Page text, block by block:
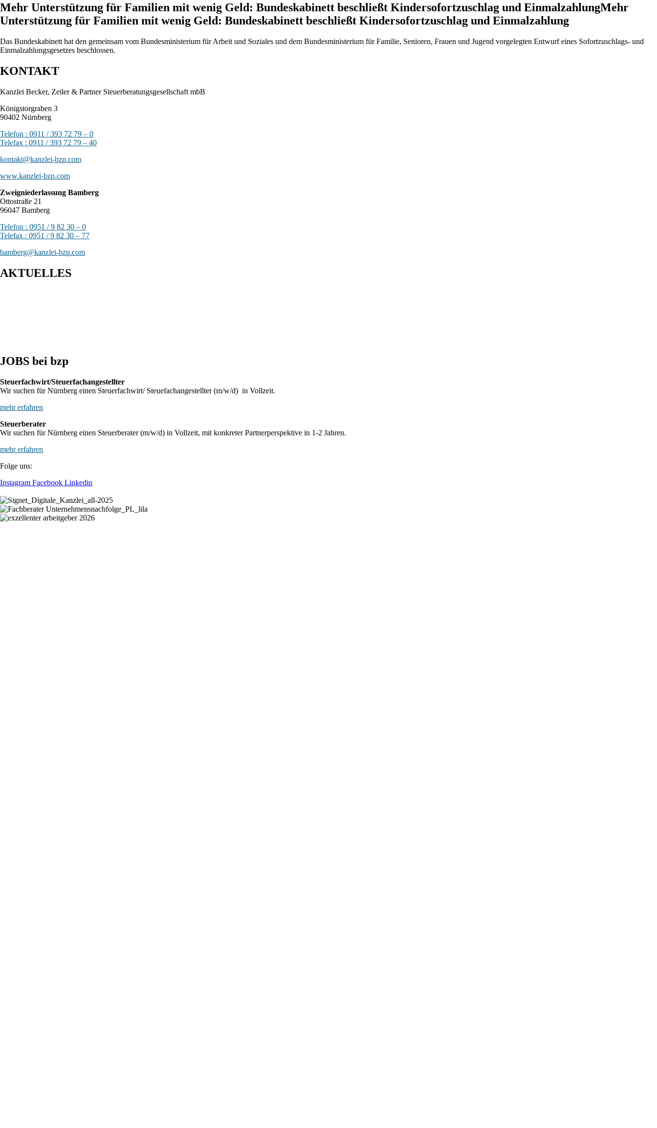
Mehr Unterstützung für Familien mit wenig Geld: Bundeskabinett beschließt Kindersofortzuschlag und EinmalzahlungMehr
Unterstützung für Familien mit wenig Geld: Bundeskabinett beschließt Kindersofortzuschlag und Einmalzahlung
Das Bundeskabinett hat den gemeinsam vom Bundesministerium für Arbeit und Soziales und dem Bundesministerium für Familie, Senioren, Frauen und Jugend vorgelegten Entwurf eines Sofortzuschlags- und
Einmalzahlungsgesetzes beschlossen.
KONTAKT
Kanzlei Becker, Zeiler & Partner Steuerberatungsgesellschaft mbB
Königstorgraben 3
90402 Nürnberg
Telefon : 0911 / 393 72 79 – 0
Telefax : 0911 / 393 72 79 – 40
kontakt@kanzlei-bzp.com
www.kanzlei-bzp.com
Zweigniederlassung Bamberg
Ottostraße 21
96047 Bamberg
Telefon : 0951 / 9 82 30 – 0
Telefax : 0951 / 9 82 30 – 77
bamberg@kanzlei-bzp.com
AKTUELLES
JOBS bei bzp
Steuerfachwirt/Steuerfachangestellter
Wir suchen für Nürnberg einen Steuerfachwirt/ Steuefachangestellter (m/w/d) in Vollzeit.
mehr erfahren
Steuerberater
Wir suchen für Nürnberg einen Steuerberater (m/w/d) in Vollzeit, mit konkreter Partnerperspektive in 1-2 Jahren.
mehr erfahren
Folge uns:
Instagram Facebook Linkedin